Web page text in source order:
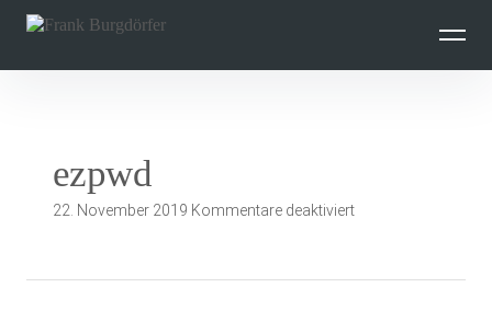
überspringen
ezpwd
22. November 2019 Kommentare deaktiviertfür